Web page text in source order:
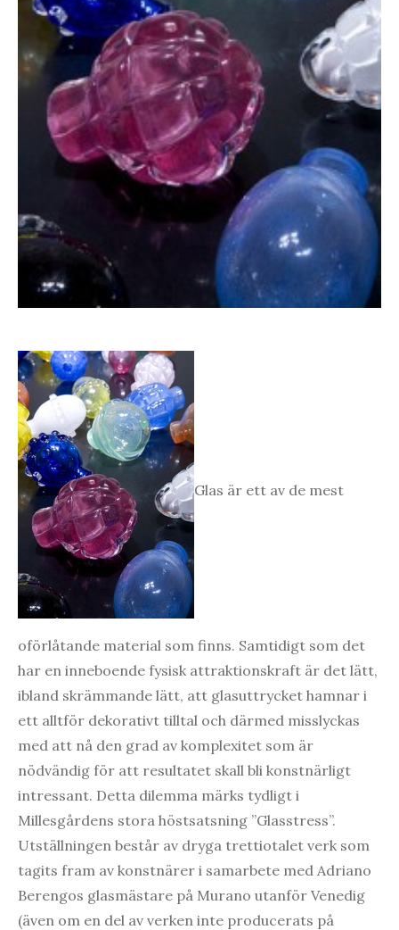
Glas är ett av de mest
oförlåtande material som finns. Samtidigt som det
har en inneboende fysisk attraktionskraft är det lätt,
ibland skrämmande lätt, att glasuttrycket hamnar i
ett alltför dekorativt tilltal och därmed misslyckas
med att nå den grad av komplexitet som är
nödvändig för att resultatet skall bli konstnärligt
intressant. Detta dilemma märks tydligt i
Millesgårdens stora höstsatsning ”Glasstress”.
Utställningen består av dryga trettiotalet verk som
tagits fram av konstnärer i samarbete med Adriano
Berengos glasmästare på Murano utanför Venedig
(även om en del av verken inte producerats på